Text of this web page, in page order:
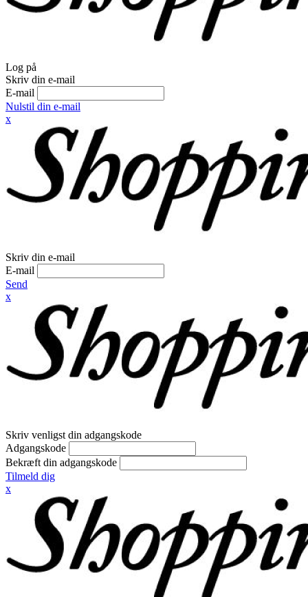
Log på
Skriv din e-mail
E-mail
Nulstil din e-mail
x
Skriv din e-mail
E-mail
Send
x
Skriv venligst din adgangskode
Adgangskode
Bekræft din adgangskode
Tilmeld dig
x